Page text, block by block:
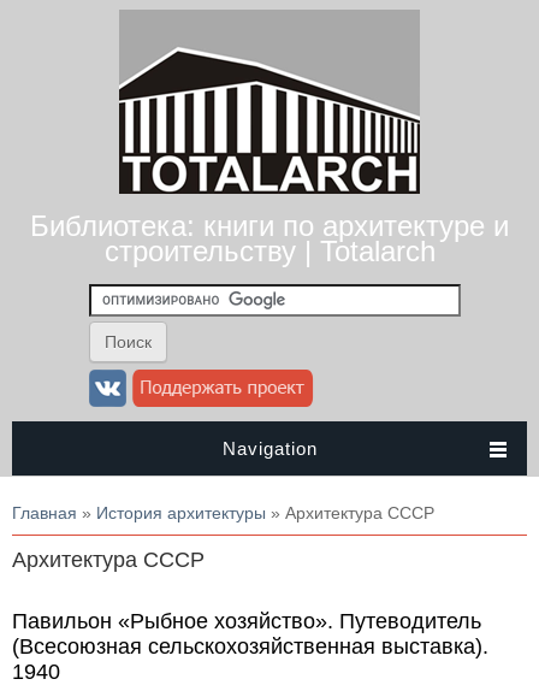
Библиотека: книги по архитектуре и
строительству | Totalarch
Navigation
Вы здесь
Главная » История архитектуры » Архитектура СССР
Архитектура СССР
Павильон «Рыбное хозяйство». Путеводитель
(Всесоюзная сельскохозяйственная выставка).
1940